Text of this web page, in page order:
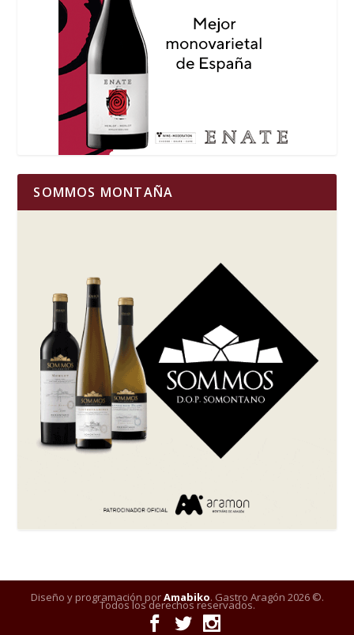
SOMMOS MONTAÑA
Diseño y programación porAmabiko. Gastro Aragón 2026 ©.
Todos los derechos reservados.